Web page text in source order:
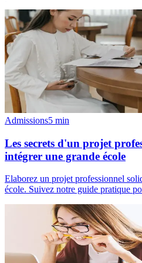
Admissions5 min
Les secrets d'un projet
intégrer une grande école
Elaborez un projet professionnel
école. Suivez notre guide pratique